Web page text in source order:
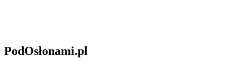
PodOsłonami.pl